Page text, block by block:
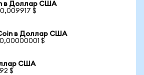
в Доллар США
$
в Доллар США
$
США
$